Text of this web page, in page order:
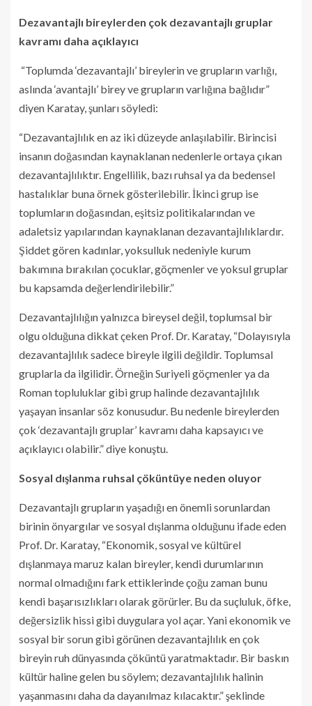
Dezavantajlı bireylerden çok dezavantajlı gruplar
kavramı daha açıklayıcı
“Toplumda ‘dezavantajlı’ bireylerin ve grupların varlığı,
aslında ‘avantajlı’ birey ve grupların varlığına bağlıdır”
diyen Karatay, şunları söyledi:
“Dezavantajlılık en az iki düzeyde anlaşılabilir. Birincisi
insanın doğasından kaynaklanan nedenlerle ortaya çıkan
dezavantajlılıktır. Engellilik, bazı ruhsal ya da bedensel
hastalıklar buna örnek gösterilebilir. İkinci grup ise
toplumların doğasından, eşitsiz politikalarından ve
adaletsiz yapılarından kaynaklanan dezavantajlılıklardır.
Şiddet gören kadınlar, yoksulluk nedeniyle kurum
bakımına bırakılan çocuklar, göçmenler ve yoksul gruplar
bu kapsamda değerlendirilebilir.”
Dezavantajlılığın yalnızca bireysel değil, toplumsal bir
olgu olduğuna dikkat çeken Prof. Dr. Karatay, “Dolayısıyla
dezavantajlılık sadece bireyle ilgili değildir. Toplumsal
gruplarla da ilgilidir. Örneğin Suriyeli göçmenler ya da
Roman topluluklar gibi grup halinde dezavantajlılık
yaşayan insanlar söz konusudur. Bu nedenle bireylerden
çok ‘dezavantajlı gruplar’ kavramı daha kapsayıcı ve
açıklayıcı olabilir.” diye konuştu.
Sosyal dışlanma ruhsal çöküntüye neden oluyor
Dezavantajlı grupların yaşadığı en önemli sorunlardan
birinin önyargılar ve sosyal dışlanma olduğunu ifade eden
Prof. Dr. Karatay, “Ekonomik, sosyal ve kültürel
dışlanmaya maruz kalan bireyler, kendi durumlarının
normal olmadığını fark ettiklerinde çoğu zaman bunu
kendi başarısızlıkları olarak görürler. Bu da suçluluk, öfke,
değersizlik hissi gibi duygulara yol açar. Yani ekonomik ve
sosyal bir sorun gibi görünen dezavantajlılık en çok
bireyin ruh dünyasında çöküntü yaratmaktadır. Bir baskın
kültür haline gelen bu söylem; dezavantajlılık halinin
yaşanmasını daha da dayanılmaz kılacaktır.” şeklinde